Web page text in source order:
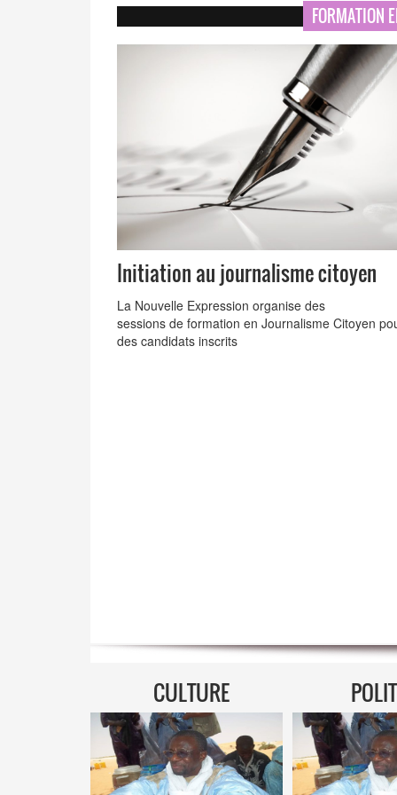
FORMATION
Initiation au journalisme citoyen
La Nouvelle Expression organise des
sessions de formation en Journalisme Citoyen
des candidats inscrits
CULTURE